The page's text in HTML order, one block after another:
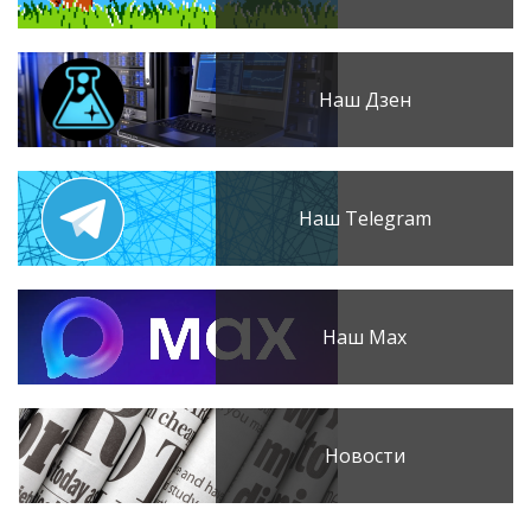
Наш Дзен
Наш Telegram
Наш Max
Новости